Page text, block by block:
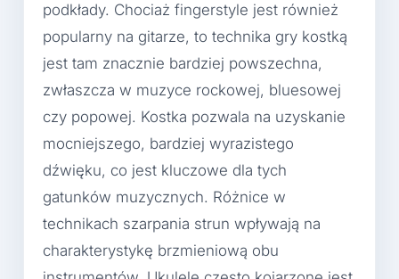
podkłady. Chociaż fingerstyle jest również
popularny na gitarze, to technika gry kostką
jest tam znacznie bardziej powszechna,
zwłaszcza w muzyce rockowej, bluesowej
czy popowej. Kostka pozwala na uzyskanie
mocniejszego, bardziej wyrazistego
dźwięku, co jest kluczowe dla tych
gatunków muzycznych. Różnice w
technikach szarpania strun wpływają na
charakterystykę brzmieniową obu